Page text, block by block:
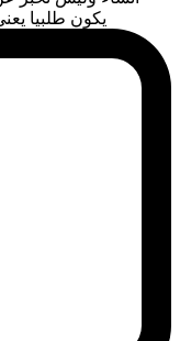
يكون طلبيا